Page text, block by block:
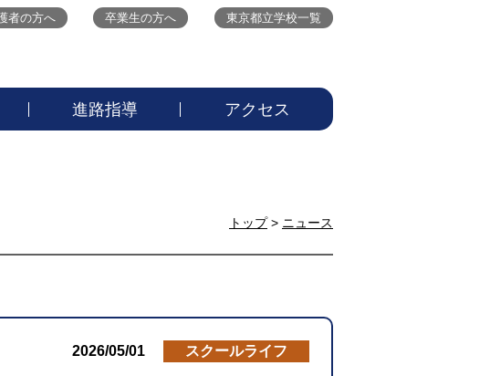
進路指導 アクセス
者の方へ 卒業生の方へ 東京都立学校一覧
トップ> ニュース
2026/05/01 スクールライフ